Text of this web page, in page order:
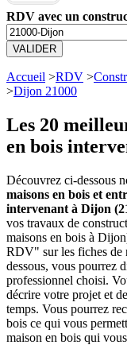
RDV avec un
VALIDER
Accueil >RDV >
>Dijon 21000
Les 20
en bois
Découvrez ci-dessous
maisons en bois et
intervenant à Dijon
vos travaux de
maisons en bois à
RDV" sur les fiches de
dessous, vous pourrez
professionnel choisi.
décrire votre projet et
temps. Vous pourrez
bois ce qui vous
maison en bois qui